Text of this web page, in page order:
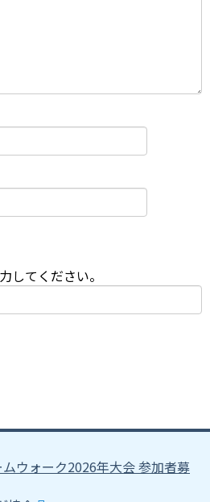
してください。
ウォーク2026年大会 参加者募